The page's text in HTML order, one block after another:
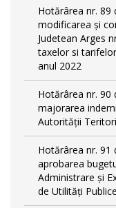
Hotărârea nr. 89
modificarea și
Judetean Arges
taxelor si
anul 2022
Hotărârea nr. 90
majorarea
Autorității
Hotărârea nr. 91
aprobarea
Administrare și
de Utilități